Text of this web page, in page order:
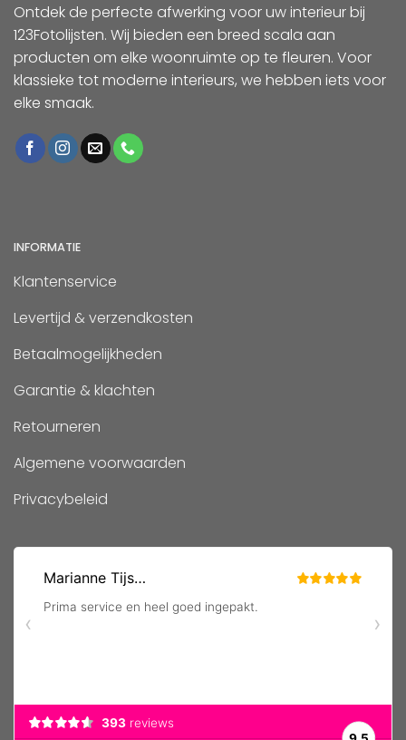
Ontdek de perfecte afwerking voor uw interieur bij
123Fotolijsten. Wij bieden een breed scala aan
producten om elke woonruimte op te fleuren. Voor
klassieke tot moderne interieurs, we hebben iets voor
elke smaak.
INFORMATIE
Klantenservice
Levertijd & verzendkosten
Betaalmogelijkheden
Garantie & klachten
Retourneren
Algemene voorwaarden
Privacybeleid